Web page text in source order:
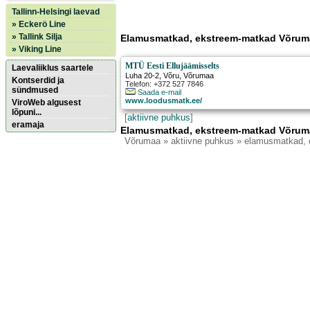
Tallinn-Helsingi laevad
» Eckerö Line
» Tallink Silja
» Viking Line
Laevaliiklus saartele
Kontserdid ja
sündmused
ViroWeb algusest
lõpuni...
eramaja
Elamusmatkad, ekstreem-matkad
MTÜ Eesti Ellujäämisselts
Luha 20-2 ,Võru , Võrumaa
Telefon: +372 527 7846
Saada e-mail
www.loodusmatk.ee/
[aktiivne puhkus]
Elamusmatkad, ekstreem-matkad
Võrumaa» aktiivne puhkus » elamusmatkad,